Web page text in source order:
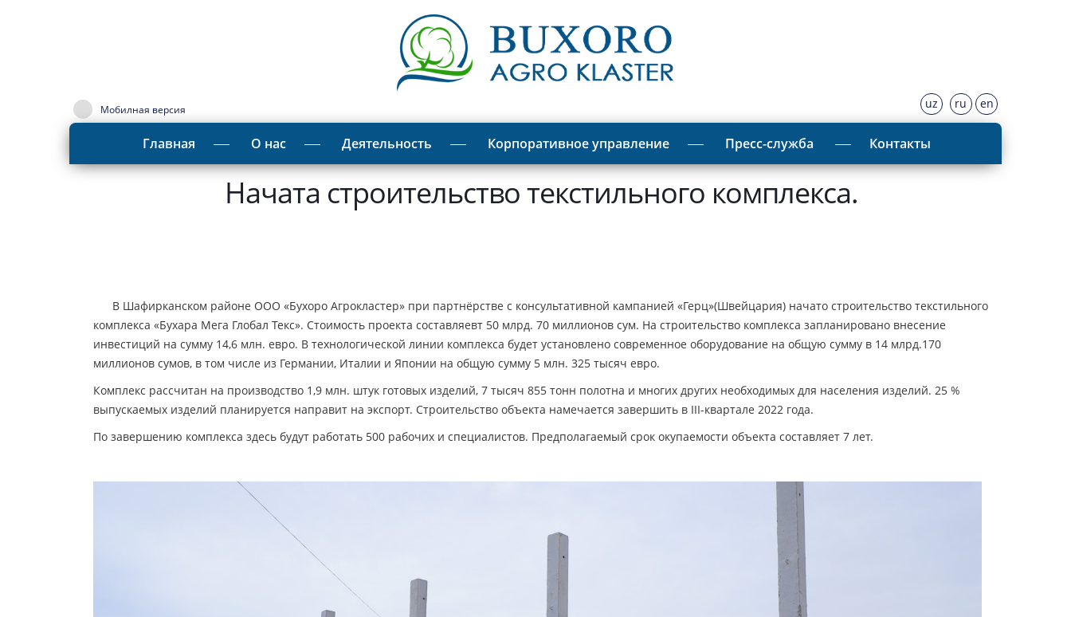
Мобилная версия uz ru en
Главная О нас Деятельность Корпоративное управление Пресс-служба Контакты
Начата строительство текстильного комплекса.
В Шафирканском районе ООО «Бухоро Агрокластер» при партнёрстве с консультативной кампанией «Герц»(Швейцария) начато строительство текстильного
комплекса «Бухара Мега Глобал Текс». Стоимость проекта составляевт 50 млрд. 70 миллионов сум. На строительство комплекса запланировано внесение
инвестиций на сумму 14,6 млн. евро. В технологической линии комплекса будет установлено современное оборудование на общую сумму в 14 млрд.170
миллионов сумов, в том числе из Германии, Италии и Японии на общую сумму 5 млн. 325 тысяч евро.
Комплекс рассчитан на производство 1,9 млн. штук готовых изделий, 7 тысяч 855 тонн полотна и многих других необходимых для населения изделий. 25 %
выпускаемых изделий планируется направит на экспорт. Строительство объекта намечается завершить в III-квартале 2022 года.
По завершению комплекса здесь будут работать 500 рабочих и специалистов. Предполагаемый срок окупаемости объекта составляет 7 лет.